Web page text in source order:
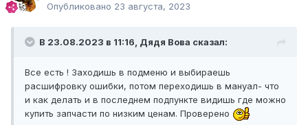
Опубликовано 23 августа, 2023
В 23.08.2023 в 11:16, Дядя Вова сказал:
Все есть ! Заходишь в подменю и выбираешь
расшифровку ошибки, потом переходишь в мануал- что
и как делать и в последнем подпункте видишь где можно
купить запчасти по низким ценам. Проверено